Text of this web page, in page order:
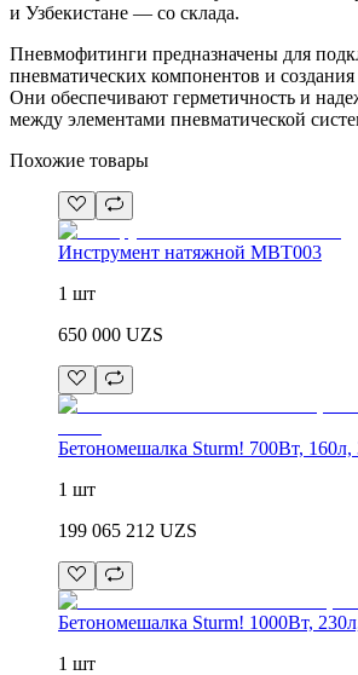
и Узбекистане — со склада.
Пневмофитинги предназначены для
пневматических компонентов и
Они обеспечивают герметичность и
между элементами пневматической
Похожие товары
Инструмент натяжной MBT003
1 шт
650 000 UZS
Бетономешалка Sturm! 700Вт, 160л,
1 шт
199 065 212 UZS
Бетономешалка Sturm! 1000Вт,
1 шт